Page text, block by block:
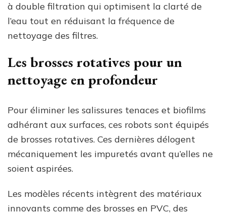
à double filtration qui optimisent la clarté de
l’eau tout en réduisant la fréquence de
nettoyage des filtres.
Les brosses rotatives pour un
nettoyage en profondeur
Pour éliminer les salissures tenaces et biofilms
adhérant aux surfaces, ces robots sont équipés
de brosses rotatives. Ces dernières délogent
mécaniquement les impuretés avant qu’elles ne
soient aspirées.
Les modèles récents intègrent des matériaux
innovants comme des brosses en PVC, des